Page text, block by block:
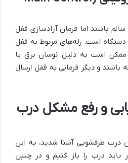
باشند اما فرمان آزادسازی قفل
است. رله‌های مربوط به قفل
ممکن است به دلیل نوسان برق یا
باشند و دیگر فرمانی به قفل ارسال
و رفع مشکل درب
درب ظرفشویی آشنا شدید، به این
درب را باز کنیم و در چنین